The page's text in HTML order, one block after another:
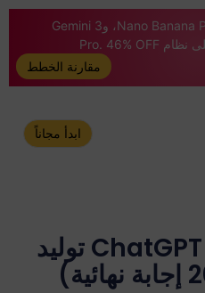
Claude Opus 4.6، وSora 2، وNano Banana Pro، وGemini 3
مقارنة الخطط
ابدأ مجاناً
هل يمكن لـ ChatGPT Go توليد